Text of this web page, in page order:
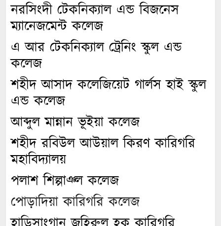
নরসিংদী টেকনিক্যাল এন্ড বিজনেস
ম্যানেজমেন্ট কলেজ
এ আর টেকনিক্যাল ট্রেনিং স্কুল এন্ড
কলেজ
শহীদ আসাদ কলেজিয়েট গার্লস হাই স্কুল
এন্ড কলেজ
আব্দুল মান্নান ভূইয়া কলেজ
শহীদ রবিউল আউয়াল কিরণ কারিগরি
মহাবিদ্যালয়
পলাশ শিল্পাঞ্ল কলেজ
পোড়াদিয়া কারিগরি কলেজ